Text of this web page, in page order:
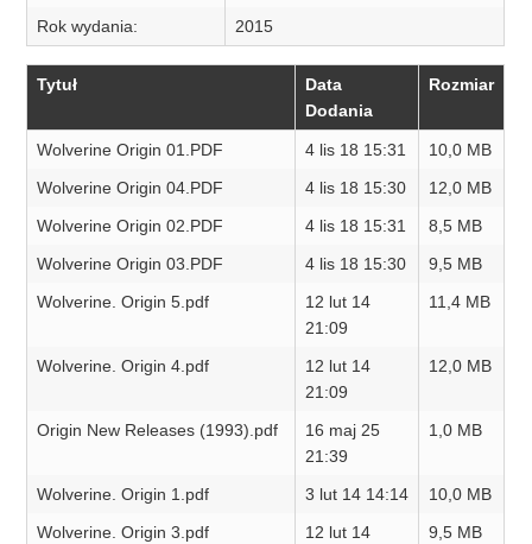
Rok wydania:
2015
Tytuł
Data
Dodania
Rozmiar
Wolverine Origin 01.PDF 4 lis 18 15:31
10,0 MB
Wolverine Origin 04.PDF
4 lis 18 15:30
12,0 MB
Wolverine Origin 02.PDF
4 lis 18 15:31
8,5 MB
Wolverine Origin 03.PDF
4 lis 18 15:30
9,5 MB
Wolverine. Origin 5.pdf
12 lut 14
21:09
11,4 MB
Wolverine. Origin 4.pdf
12 lut 14
21:09
12,0 MB
Origin New Releases (1993).pdf
16 maj 25
21:39
1,0 MB
Wolverine. Origin 1.pdf 3 lut 14 14:14
10,0 MB
Wolverine. Origin 3.pdf
12 lut 14
9,5 MB